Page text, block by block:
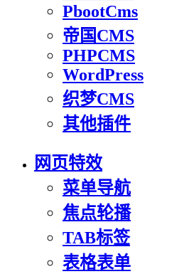
PbootCms
帝国CMS
PHPCMS
WordPress
织梦CMS
其他插件
网页特效
菜单导航
焦点轮播
TAB标签
表格表单